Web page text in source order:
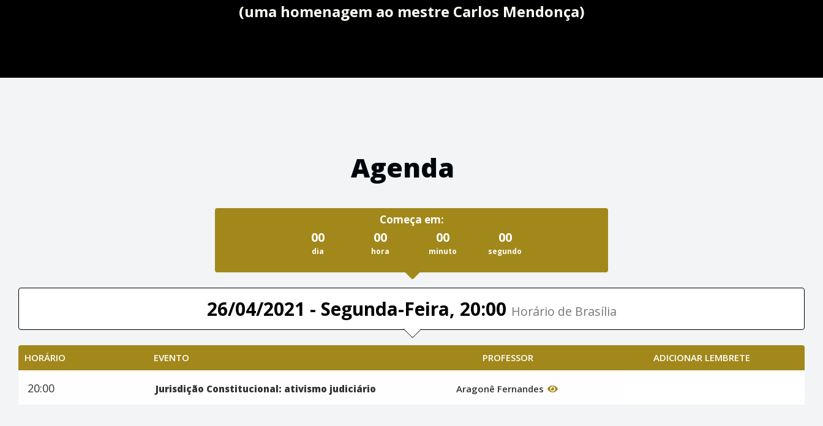
(uma homenagem ao mestre Carlos Mendonça)
Agenda
Começa em:
00
dia
00
hora
00
minuto
00
segundo
26/04/2021 - Segunda-Feira, 20:00 Horário de Brasília
HORÁRIO EVENTO PROFESSOR ADICIONAR LEMBRETE
20:00 Jurisdição Constitucional: ativismo judiciário Aragonê Fernandes